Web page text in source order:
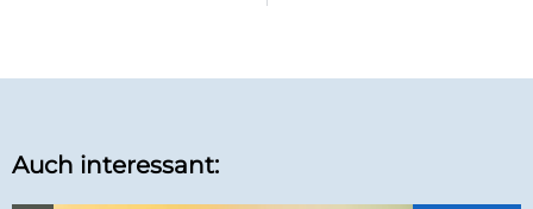
Auch interessant: